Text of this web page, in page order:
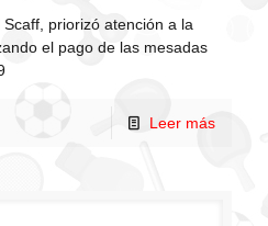
priorizó atención a la
el pago de las mesadas
Leer más